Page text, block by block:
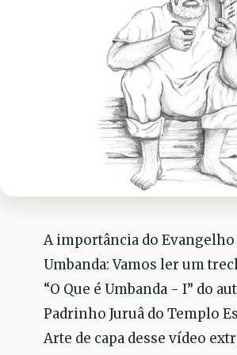
A importância do Evangelho
Umbanda: Vamos ler um
“O Que é Umbanda - I” do
Padrinho Juruâ do Templo
Arte de capa desse vídeo